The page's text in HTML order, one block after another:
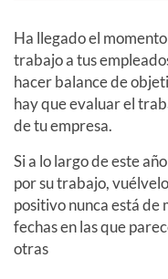
Ha llegado el
trabajo a tus
hacer balance de
hay que evaluar el
de tu empresa.
Si a lo largo de este
por su trabajo,
positivo nunca está de
fechas en las que
otras